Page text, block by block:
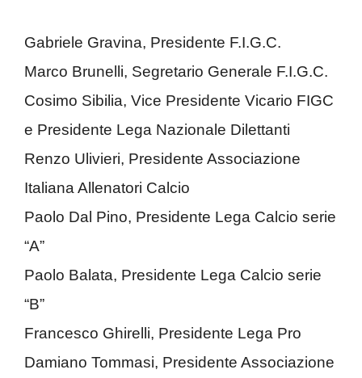
Gabriele Gravina, Presidente F.I.G.C.
Marco Brunelli, Segretario Generale F.I.G.C.
Cosimo Sibilia, Vice Presidente Vicario FIGC
e Presidente Lega Nazionale Dilettanti
Renzo Ulivieri, Presidente Associazione
Italiana Allenatori Calcio
Paolo Dal Pino, Presidente Lega Calcio serie
“A”
Paolo Balata, Presidente Lega Calcio serie
“B”
Francesco Ghirelli, Presidente Lega Pro
Damiano Tommasi, Presidente Associazione